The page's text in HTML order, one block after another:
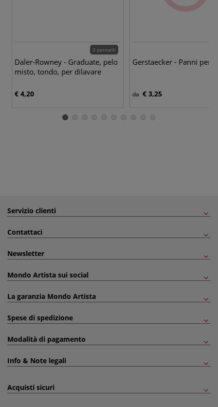
3 pennelli
Daler-Rowney - Graduate, pelo
misto, tondo, per dilavare
€ 4,20
Gerstaecker - Panni per
da € 3,25
Servizio clienti
Contattaci
Newsletter
Mondo Artista sui social
La garanzia Mondo Artista
Spese di spedizione
Modalità di pagamento
Info & Note legali
Acquisti sicuri